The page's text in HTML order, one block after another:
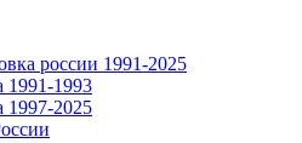
россии 1991-2025
1991-1993
1997-2025